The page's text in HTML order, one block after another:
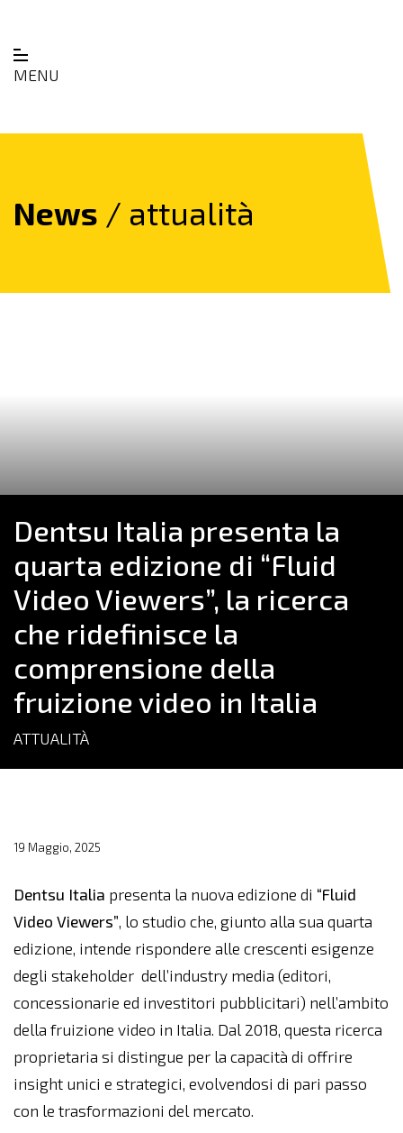
MENU
News / attualità
Dentsu Italia presenta la
quarta edizione di “Fluid
Video Viewers”, la ricerca
che ridefinisce la
comprensione della
fruizione video in Italia
ATTUALITÀ
19 Maggio, 2025
Dentsu Italia presenta la nuova edizione di “Fluid
Video Viewers”, lo studio che, giunto alla sua quarta
edizione, intende rispondere alle crescenti esigenze
degli stakeholder dell’industry media (editori,
concessionarie ed investitori pubblicitari) nell’ambito
della fruizione video in Italia. Dal 2018, questa ricerca
proprietaria si distingue per la capacità di offrire
insight unici e strategici, evolvendosi di pari passo
con le trasformazioni del mercato.